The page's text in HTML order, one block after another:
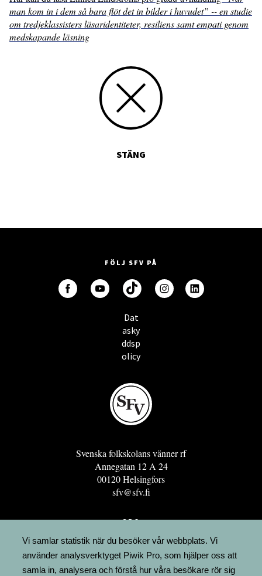
man kom in i dem så bara flöt det in bilder i huvudet” -- en studie
om tredjeklassisters läsaridentiteter, resiliens samt empati genom
medskapande läsning
STÄNG
FÖLJ SFV PÅ
Dat
asky
ddsp
olicy
Svenska folkskolans vänner rf
Annegatan 12 A 24
00120 Helsingfors
sfv@sfv.fi
GRO
FÖRENINGSRESURSEN
MINNESRUNOR.FI
UPPSLAGSVERKET FINLAND
Vi samlar statistik när du besöker vår webbplats. Vi
använder analysverktyget Piwik Pro, som hjälper oss att
samla in, analysera och förstå hur våra besökare rör sig